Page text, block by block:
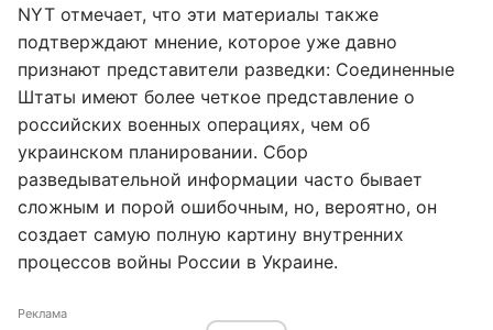
NYT отмечает, что эти материалы также
подтверждают мнение, которое уже давно
признают представители разведки: Соединенные
Штаты имеют более четкое представление о
российских военных операциях, чем об
украинском планировании. Сбор
разведывательной информации часто бывает
сложным и порой ошибочным, но, вероятно, он
создает самую полную картину внутренних
процессов войны России в Украине.
Реклама